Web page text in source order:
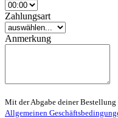
Zahlungsart
Anmerkung
Mit der Abgabe deiner
Allgemeinen